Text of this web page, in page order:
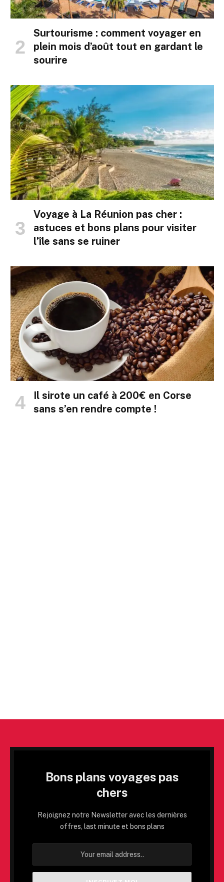
Surtourisme : comment voyager en
plein mois d’août tout en gardant le
sourire
Voyage à La Réunion pas cher :
astuces et bons plans pour visiter
l’île sans se ruiner
Il sirote un café à 200€ en Corse
sans s’en rendre compte !
Bons plans voyages pas
chers
Rejoignez notre Newsletter avec les dernières
offres, last minute et bons plans